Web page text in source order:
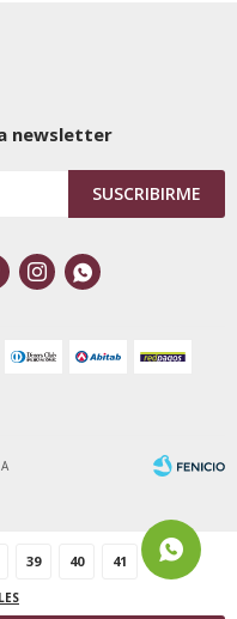
39 40 41
newsletter
SUSCRIBIRME
 